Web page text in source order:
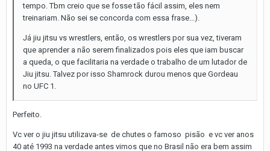
tempo. Tbm creio que se fosse tão fácil assim, eles nem
treinariam. Não sei se concorda com essa frase...).
Já jiu jitsu vs wrestlers, então, os wrestlers por sua vez, tiveram
que aprender a não serem finalizados pois eles que iam buscar
a queda, o que facilitaria na verdade o trabalho de um lutador de
Jiu jitsu. Talvez por isso Shamrock durou menos que Gordeau
no UFC 1.
Perfeito.
Vc ver o jiu jitsu utilizava-se de chutes o famoso pisão e vc ver anos
40 até 1993 na verdade antes vimos que no Brasil não era bem assim